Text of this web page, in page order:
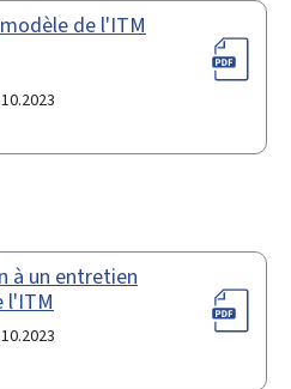
de l'ITM
à un entretien
l'ITM